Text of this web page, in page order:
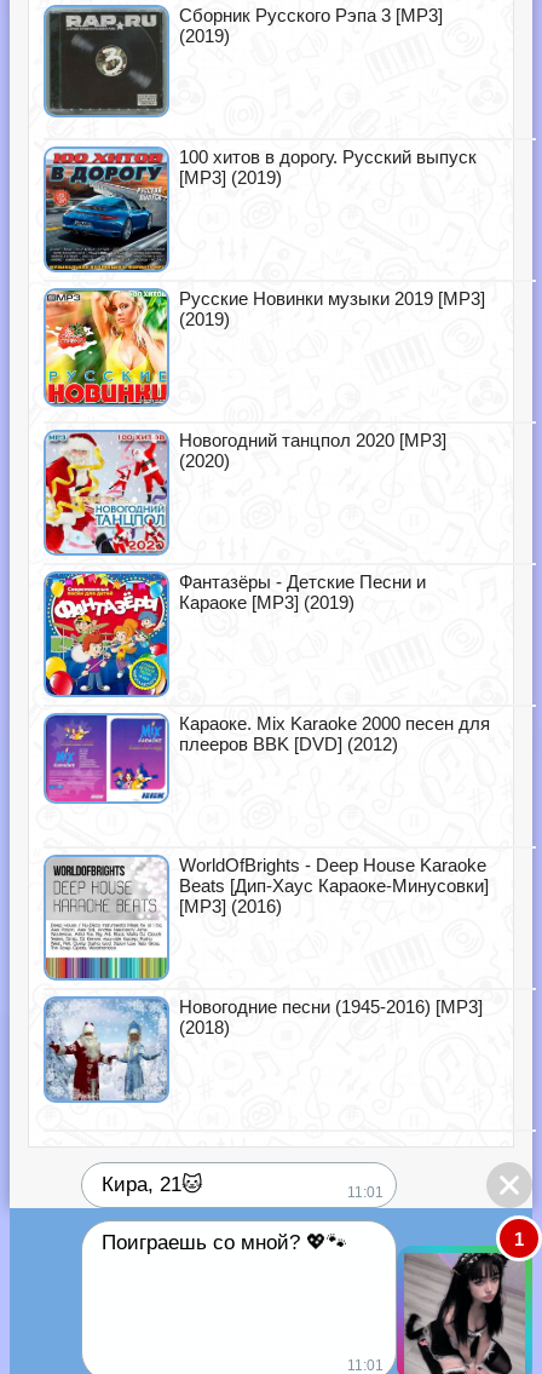
Сборник Русского Рэпа 3 [MP3]
(2019)
100 хитов в дорогу. Русский выпуск
[MP3] (2019)
Русские Новинки музыки 2019 [MP3]
(2019)
Новогодний танцпол 2020 [MP3]
(2020)
Фантазёры - Детские Песни и
Караоке [MP3] (2019)
Караоке. Mix Karaoke 2000 песен для
плееров BBK [DVD] (2012)
WorldOfBrights - Deep House Karaoke
Beats [Дип-Хаус Караоке-Минусовки]
[MP3] (2016)
Новогодние песни (1945-2016) [MP3]
(2018)
Кира, 21🐱 11:01
Поиграешь со мной? 💖🐾
11:01
1